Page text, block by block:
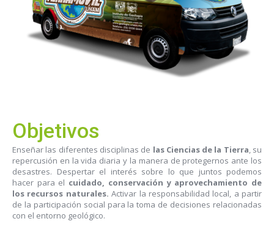
Objetivos
Enseñar las diferentes disciplinas de las Ciencias de la Tierra, su
repercusión en la vida diaria y la manera de protegernos ante los
desastres. Despertar el interés sobre lo que juntos podemos
hacer para el cuidado, conservación y aprovechamiento de
los recursos naturales. Activar la responsabilidad local, a partir
de la participación social para la toma de decisiones relacionadas
con el entorno geológico.